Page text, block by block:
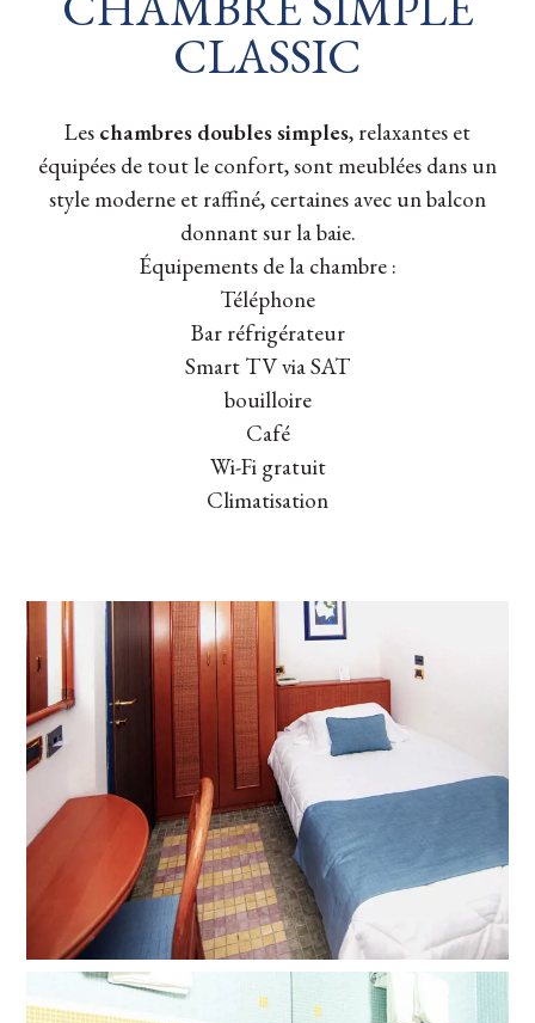
CLASSIC
Les chambres doubles simples, relaxantes et
équipées de tout le confort, sont meublées dans un
style moderne et raffiné, certaines avec un balcon
donnant sur la baie.
Équipements de la chambre :
Téléphone
Bar réfrigérateur
Smart TV via SAT
bouilloire
Café
Wi-Fi gratuit
Climatisation